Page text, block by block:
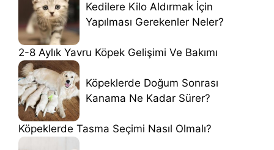
Kedilere Kilo Aldırmak İçin
Yapılması Gerekenler Neler?
2-8 Aylık Yavru Köpek Gelişimi Ve Bakımı
Köpeklerde Doğum Sonrası
Kanama Ne Kadar Sürer?
Köpeklerde Tasma Seçimi Nasıl Olmalı?